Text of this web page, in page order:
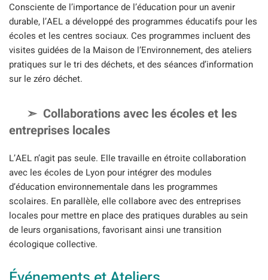
Consciente de l’importance de l’éducation pour un avenir
durable, l’AEL a développé des programmes éducatifs pour les
écoles et les centres sociaux. Ces programmes incluent des
visites guidées de la Maison de l’Environnement, des ateliers
pratiques sur le tri des déchets, et des séances d’information
sur le zéro déchet.
Collaborations avec les écoles et les
entreprises locales
L’AEL n’agit pas seule. Elle travaille en étroite collaboration
avec les écoles de Lyon pour intégrer des modules
d’éducation environnementale dans les programmes
scolaires. En parallèle, elle collabore avec des entreprises
locales pour mettre en place des pratiques durables au sein
de leurs organisations, favorisant ainsi une transition
écologique collective.